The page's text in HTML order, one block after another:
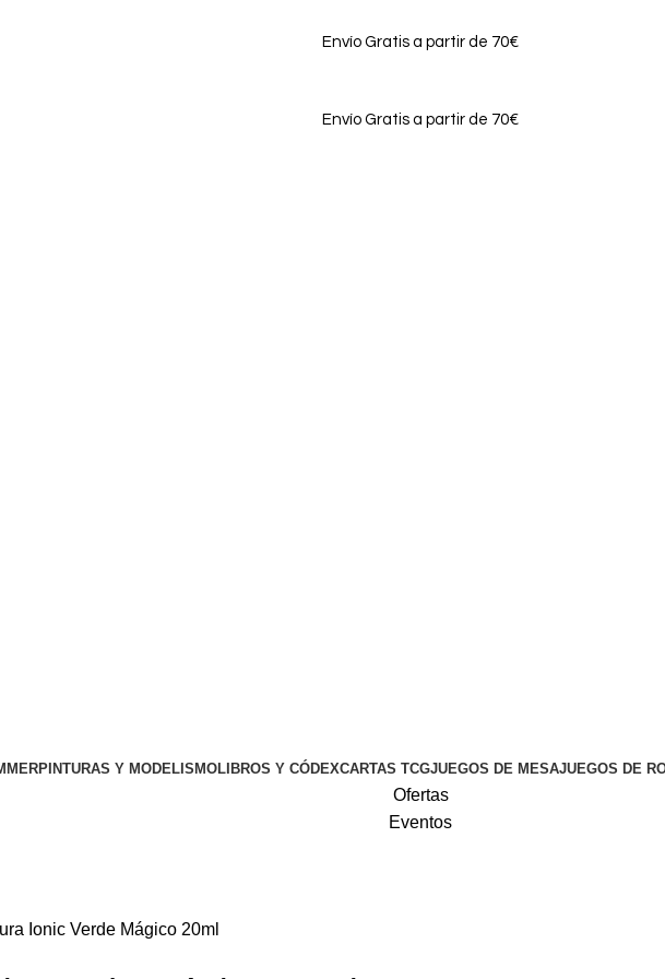
Envío Gratis a partir de 70€
Envío Gratis a partir de 70€
PINTURAS Y MODELISMOLIBROS Y CÓDEXCARTAS TCGJUEGOS DE MESAJUEGOS DE
Ofertas
Eventos
Ionic Verde Mágico 20ml